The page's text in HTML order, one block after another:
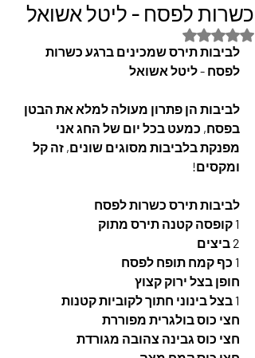
כשרות לפסח - ליטל אשואל
דירוג של NaN מתוך 5 כוכבים
לביבות תירס שמכינים ברגע כשרות
לפסח - ליטל אשואל
לביבות הן פתרון מעולה למלא את הבטן
בפסח, כמעט בכל יום של החג אני
מפנקת בלביבות מסוגים שונים, זה קל
ומקסים!
לביבות תירס כשרות לפסח
1 קופסה קטנה תירס מתוק
2 ביצים
1 כף קמח תופח לפסח
חופן בצל ירוק קצוץ
1 בצל בינוני חתוך לקוביות קטנות
חצי כוס בולגרית מפוררת
חצי כוס גבינה צהובה מגורדת